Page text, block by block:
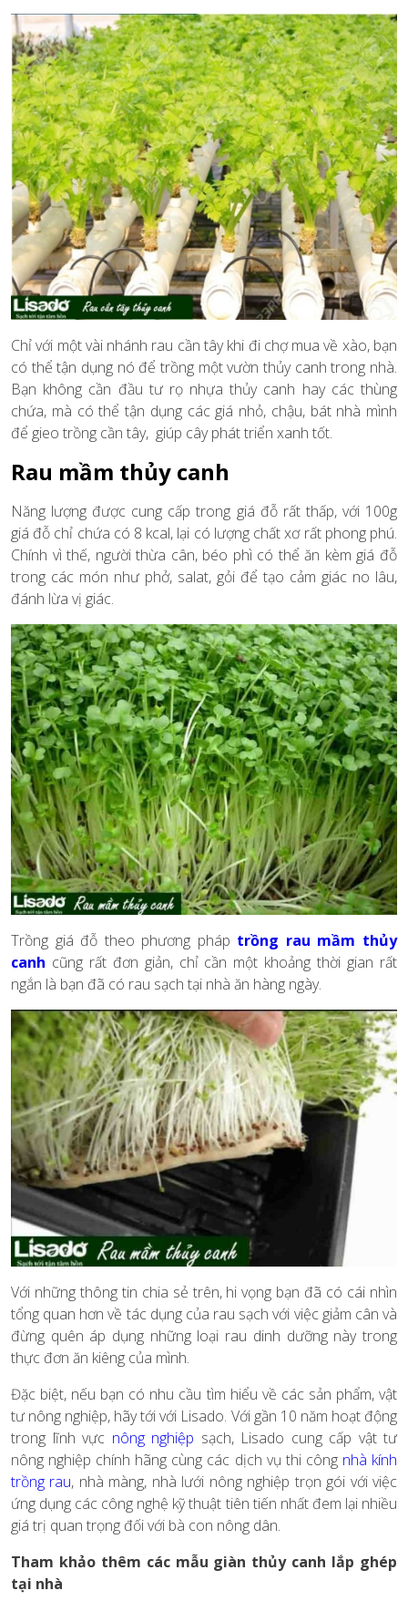
Chỉ với một vài nhánh rau cần tây khi đi chợ mua về xào, bạn
có thể tận dụng nó để trồng một vườn thủy canh trong nhà.
Bạn không cần đầu tư rọ nhựa thủy canh hay các thùng
chứa, mà có thể tận dụng các giá nhỏ, chậu, bát nhà mình
để gieo trồng cần tây, giúp cây phát triển xanh tốt.
Rau mầm thủy canh
Năng lượng được cung cấp trong giá đỗ rất thấp, với 100g
giá đỗ chỉ chứa có 8 kcal, lại có lượng chất xơ rất phong phú.
Chính vì thế, người thừa cân, béo phì có thể ăn kèm giá đỗ
trong các món như phở, salat, gỏi để tạo cảm giác no lâu,
đánh lừa vị giác.
Trồng giá đỗ theo phương pháp trồng rau mầm thủy
canh cũng rất đơn giản, chỉ cần một khoảng thời gian rất
ngắn là bạn đã có rau sạch tại nhà ăn hàng ngày.
Với những thông tin chia sẻ trên, hi vọng bạn đã có cái nhìn
tổng quan hơn về tác dụng của rau sạch với việc giảm cân và
đừng quên áp dụng những loại rau dinh dưỡng này trong
thực đơn ăn kiêng của mình.
Đặc biệt, nếu bạn có nhu cầu tìm hiểu về các sản phẩm, vật
tư nông nghiệp, hãy tới với Lisado. Với gần 10 năm hoạt động
trong lĩnh vực nông nghiệp sạch, Lisado cung cấp vật tư
nông nghiệp chính hãng cùng các dịch vụ thi công nhà kính
trồng rau, nhà màng, nhà lưới nông nghiệp trọn gói với việc
ứng dụng các công nghệ kỹ thuật tiên tiến nhất đem lại nhiều
giá trị quan trọng đối với bà con nông dân.
Tham khảo thêm các mẫu giàn thủy canh lắp ghép
tại nhà